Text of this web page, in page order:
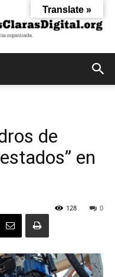
de
en
0
128
Translate »